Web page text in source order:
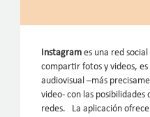
Instagram es una red
compartir fotos y videos,
audiovisual –más
video- con las posibilidades
redes. La aplicación